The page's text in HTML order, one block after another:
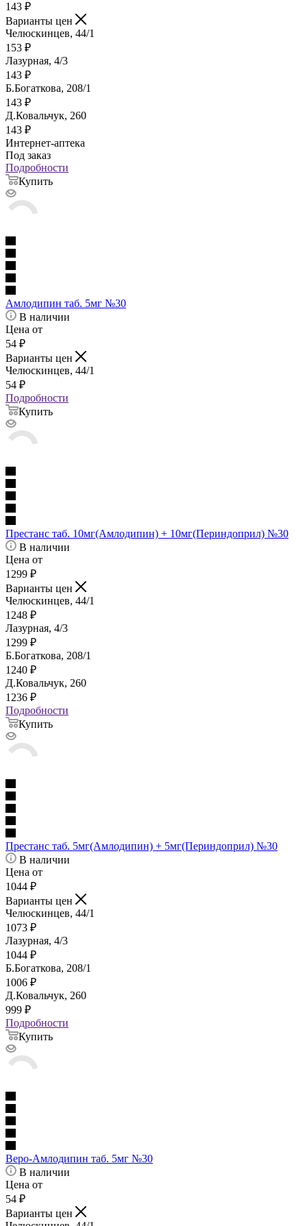
143 ₽
Варианты цен
Челюскинцев, 44/1
153 ₽
Лазурная, 4/3
143 ₽
Б.Богаткова, 208/1
143 ₽
Д.Ковальчук, 260
143 ₽
Интернет-аптека
Под заказ
Подробности
Купить
Амлодипин таб. 5мг №30
В наличии
Цена от
54 ₽
Варианты цен
Челюскинцев, 44/1
54 ₽
Подробности
Купить
Престанс таб. 10мг(Амлодипин) + 10мг(Периндоприл) №30
В наличии
Цена от
1299 ₽
Варианты цен
Челюскинцев, 44/1
1248 ₽
Лазурная, 4/3
1299 ₽
Б.Богаткова, 208/1
1240 ₽
Д.Ковальчук, 260
1236 ₽
Подробности
Купить
Престанс таб. 5мг(Амлодипин) + 5мг(Периндоприл) №30
В наличии
Цена от
1044 ₽
Варианты цен
Челюскинцев, 44/1
1073 ₽
Лазурная, 4/3
1044 ₽
Б.Богаткова, 208/1
1006 ₽
Д.Ковальчук, 260
999 ₽
Подробности
Купить
Веро-Амлодипин таб. 5мг №30
В наличии
Цена от
54 ₽
Варианты цен